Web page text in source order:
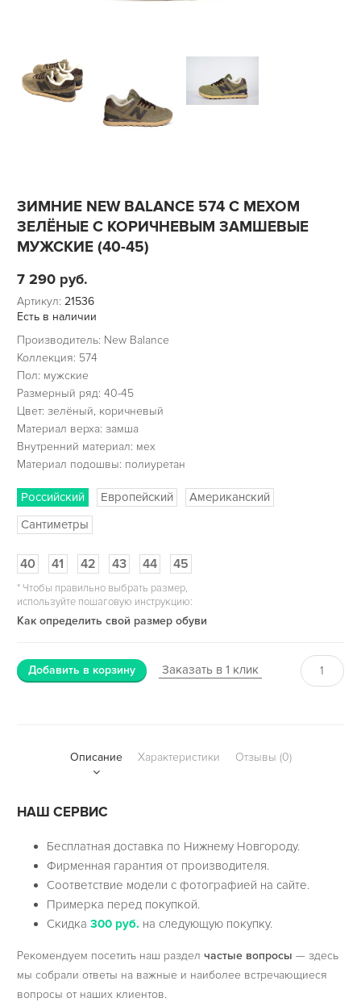
ЗИМНИЕ NEW BALANCE 574 С МЕХОМ
ЗЕЛЁНЫЕ С КОРИЧНЕВЫМ ЗАМШЕВЫЕ
МУЖСКИЕ (40-45)
7 290 руб.
Артикул: 21536
Есть в наличии
Производитель: New Balance
Коллекция: 574
Пол: мужские
Размерный ряд: 40-45
Цвет: зелёный, коричневый
Материал верха: замша
Внутренний материал: мех
Материал подошвы: полиуретан
Российский Европейский
Американский
Сантиметры
40 41 42 43 44 45
*Чтобы правильно выбрать размер,
используйте пошаговую инструкцию:
Как определить свой размер обуви
Добавить в корзину Заказать в 1 клик
Описание Характеристики Отзывы (0)
НАШ СЕРВИС
Бесплатная доставка по Нижнему Новгороду.
Фирменная гарантия от производителя.
Соответствие модели с фотографией на сайте.
Примерка перед покупкой.
Скидка300 руб. на следующую покупку.
Рекомендуем посетить наш раздел частые вопросы — здесь
мы собрали ответы на важные и наиболее встречающиеся
вопросы от наших клиентов.